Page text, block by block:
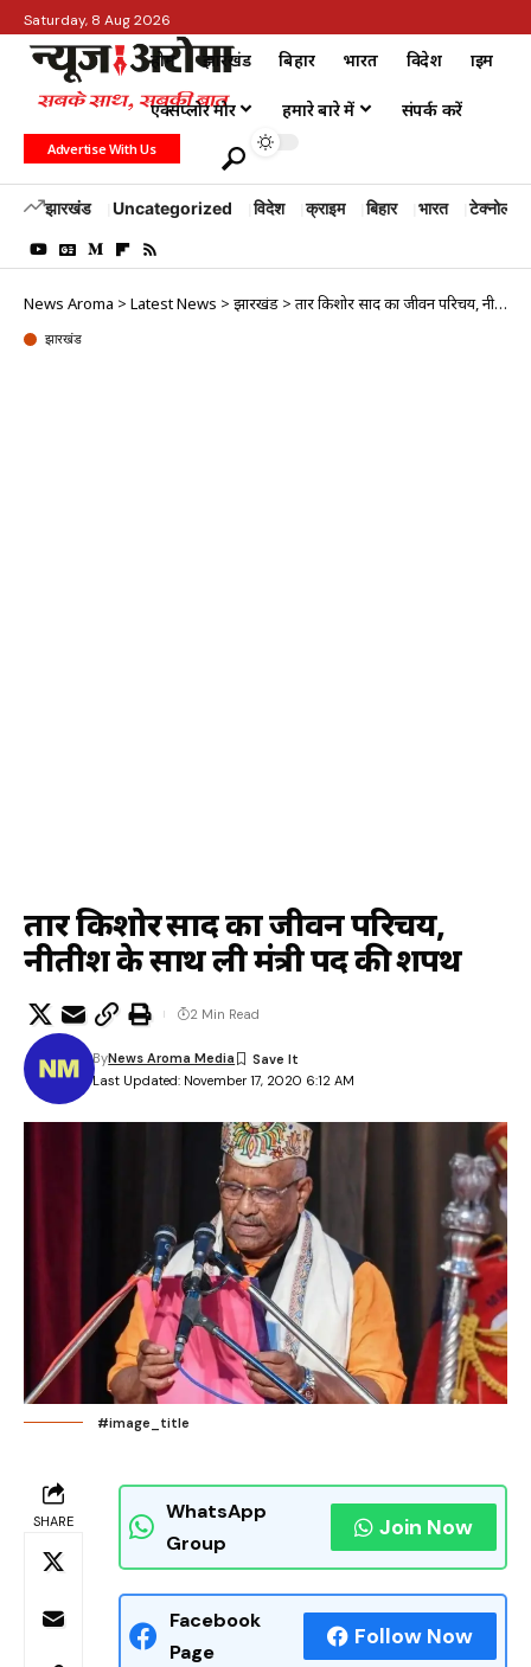
Saturday, 8 Aug 2026
होम झारखंड बिहार भारत विदेश क्राइम
एक्सप्लोर मोर हमारे बारे में संपर्क करें
Advertise With Us
झारखंड Uncategorized विदेश क्राइम बिहार भारत टेक्नोलॉजी
News Aroma > Latest News > झारखंड >तार किशोर प्रसाद का जीवन परिचय, नीतीश के साथ ली मंत्री पद की शपथ
झारखंड
तार किशोर प्रसाद का जीवन परिचय,
नीतीश के साथ ली मंत्री पद की शपथ
Last Updated: November 17, 2020 6:12 AM
ByNews Aroma Media
2 Min Read
#image_title
SHARE
WhatsApp
Group
Join Now
Facebook
Page
Follow Now